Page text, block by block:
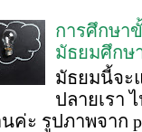
การศึกษา
มัธยมศึกษ
มัธยมนี้จะ
ปลายเรา
ค่ะ รูปภาพจาก